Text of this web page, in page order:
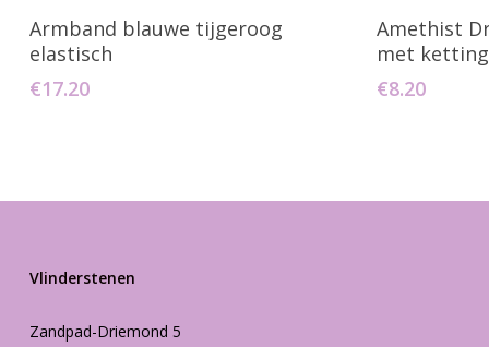
Toevoegen Aan Winkelwagen
Armband blauwe tijgeroog
elastisch
€17.20
Amethist
met ketting
€8.20
Vlinderstenen
Zandpad-Driemond 5